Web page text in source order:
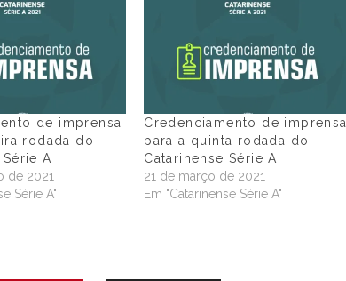
de imprensa
rodada do
A
de 2021
Série A"
Credenciamento de imprensa
para a quinta rodada do
Catarinense Série A
21 de março de 2021
Em "Catarinense Série A"